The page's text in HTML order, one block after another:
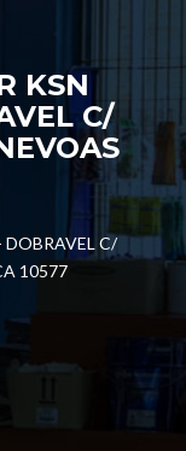
KSN
C/
DOBRAVEL C/
10577